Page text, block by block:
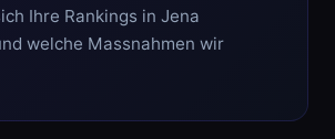
Ihre Rankings in Jena
welche Massnahmen wir